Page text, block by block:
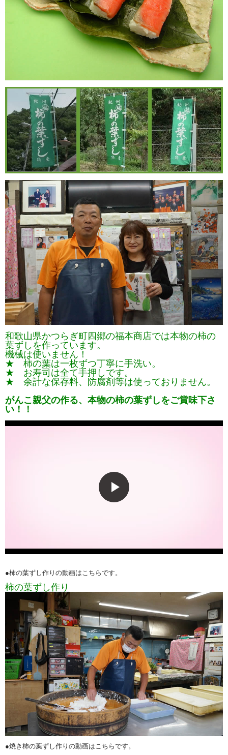
和歌山県かつらぎ町四郷の福本商店では本物の柿の
葉ずしを作っています。
機械は使いません！
★ 柿の葉は一枚ずつ丁寧に手洗い。
★ お寿司は全て手押しです。
★ 余計な保存料、防腐剤等は使っておりません。
がんこ親父の作る、本物の柿の葉ずしをご賞味下さ
い！！
●柿の葉ずし作りの動画はこちらです。
柿の葉ずし作り
●焼き柿の葉ずし作りの動画はこちらです。